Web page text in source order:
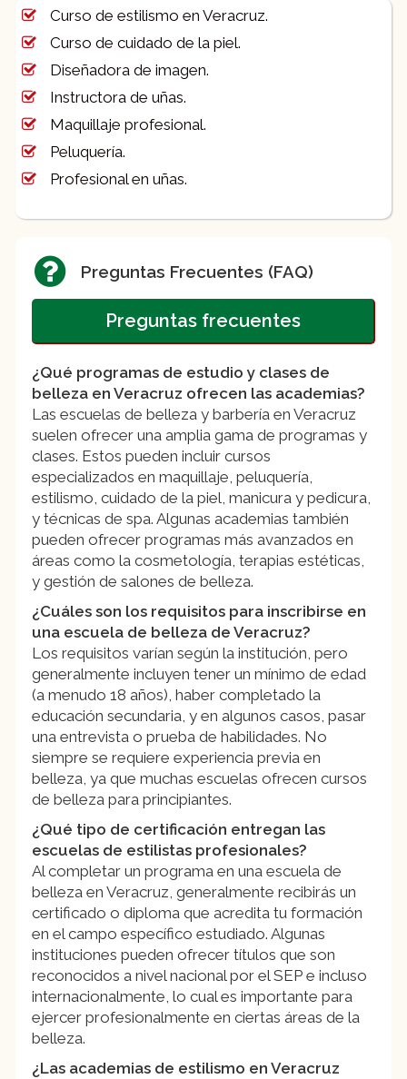
Curso de estilismo en Veracruz.
Curso de cuidado de la piel.
Diseñadora de imagen.
Instructora de uñas.
Maquillaje profesional.
Peluquería.
Profesional en uñas.
Preguntas Frecuentes (FAQ)
Preguntas frecuentes
¿Qué programas de estudio y clases de
belleza en Veracruz ofrecen las academias?
Las escuelas de belleza y barbería en Veracruz
suelen ofrecer una amplia gama de programas y
clases. Estos pueden incluir cursos
especializados en maquillaje, peluquería,
estilismo, cuidado de la piel, manicura y pedicura,
y técnicas de spa. Algunas academias también
pueden ofrecer programas más avanzados en
áreas como la cosmetología, terapias estéticas,
y gestión de salones de belleza.
¿Cuáles son los requisitos para inscribirse en
una escuela de belleza de Veracruz?
Los requisitos varían según la institución, pero
generalmente incluyen tener un mínimo de edad
(a menudo 18 años), haber completado la
educación secundaria, y en algunos casos, pasar
una entrevista o prueba de habilidades. No
siempre se requiere experiencia previa en
belleza, ya que muchas escuelas ofrecen cursos
de belleza para principiantes.
¿Qué tipo de certificación entregan las
escuelas de estilistas profesionales?
Al completar un programa en una escuela de
belleza en Veracruz, generalmente recibirás un
certificado o diploma que acredita tu formación
en el campo específico estudiado. Algunas
instituciones pueden ofrecer títulos que son
reconocidos a nivel nacional por el SEP e incluso
internacionalmente, lo cual es importante para
ejercer profesionalmente en ciertas áreas de la
belleza.
¿Las academias de estilismo en Veracruz